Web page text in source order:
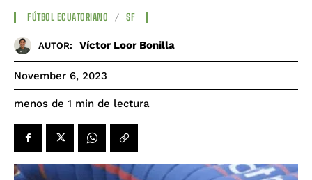
FÚTBOL ECUATORIANO SF
AUTOR: Víctor Loor Bonilla
November 6, 2023
menos de 1 min de lectura